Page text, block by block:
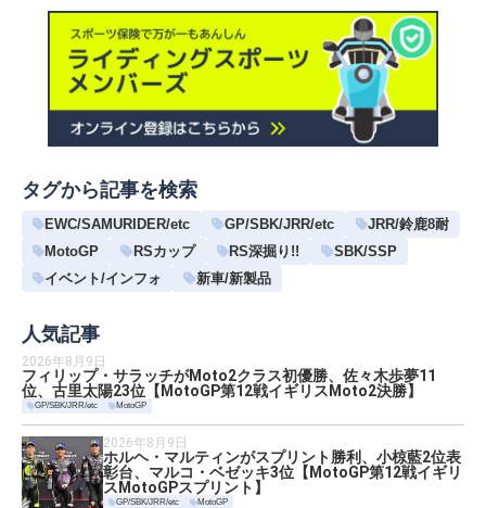
タグから記事を検索
EWC/SAMURIDER/etc GP/SBK/JRR/etc
JRR/鈴鹿8耐
MotoGP
RSカップ RS深掘り!!
SBK/SSP
イベント/インフォ
新車/新製品
人気記事
2026年8月9日
フィリップ・サラッチがMoto2クラス初優勝、佐々木歩夢11
位、古里太陽23位【MotoGP第12戦イギリスMoto2決勝】
GP/SBK/JRR/etc MotoGP
2026年8月9日
ホルヘ・マルティンがスプリント勝利、小椋藍2位表
彰台、マルコ・ベゼッキ3位【MotoGP第12戦イギリ
スMotoGPスプリント】
GP/SBK/JRR/etc MotoGP